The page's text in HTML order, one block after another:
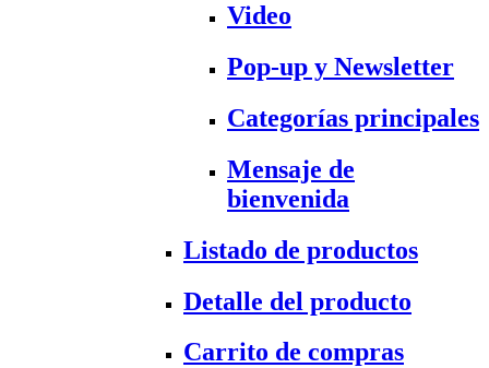
Video
Pop-up y Newsletter
Categorías principales
Mensaje de
bienvenida
Listado de productos
Detalle del producto
Carrito de compras